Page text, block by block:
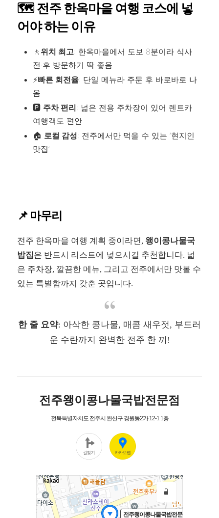
🗺️ 전주 한옥마을 여행 코스에 넣
어야 하는 이유
🚶 위치 최고: 한옥마을에서 도보 8분이라 식사
전·후 방문하기 딱 좋음
⚡빠른 회전율: 단일 메뉴라 주문 후 바로바로 나
옴
🅿 주차 편리: 넓은 전용 주차장이 있어 렌트카
여행객도 편안
🏠 로컬 감성: 전주에서만 먹을 수 있는 ‘현지인
맛집’
📌 마무리
전주 한옥마을 여행 계획 중이라면, 왱이콩나물국
밥집은 반드시 리스트에 넣으시길 추천합니다. 넓
은 주차장, 깔끔한 메뉴, 그리고 전주에서만 맛볼 수
있는 특별함까지 갖춘 곳입니다.
한 줄 요약: 아삭한 콩나물, 매콤 새우젓, 부드러
운 수란까지 완벽한 전주 한 끼!